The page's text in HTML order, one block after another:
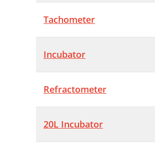
Tachometer
Incubator
Refractometer
20L Incubator